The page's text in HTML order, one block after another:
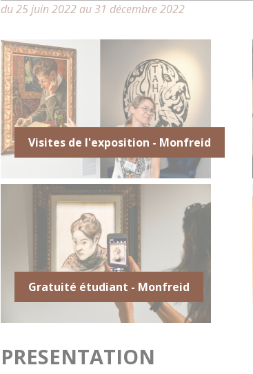
du 25 juin 2022 au 31 décembre 2022
Visites de l'exposition - Monfreid
Gratuité étudiant - Monfreid
PRESENTATION